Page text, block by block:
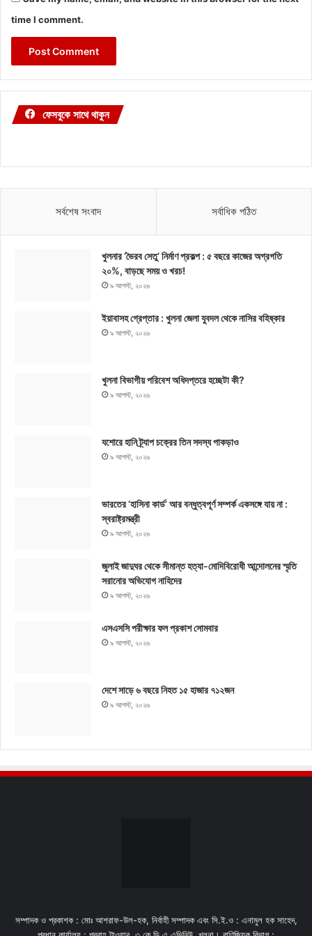
time I comment.
ফেসবুকে সাথে থাকুন
সর্বশেষ সংবাদ সর্বাধিক পঠিত
খুলনার ‘ভৈরব সেতু’ নির্মাণ প্রকল্প : ৫ বছরে কাজের অগ্রগতি
২০%, বাড়ছে সময় ও খরচ!
৯ আগস্ট, ২০২৬
ইয়াবাসহ গ্রেপ্তার : খুলনা জেলা যুবদল থেকে নাসির বহিষ্কার
৯ আগস্ট, ২০২৬
খুলনা বিভাগীয় পরিবেশ অধিদপ্তরে হচ্ছেটা কী?
৯ আগস্ট, ২০২৬
যশোরে হানি ট্র্যাপ চক্রের তিন সদস্য পাকড়াও
৯ আগস্ট, ২০২৬
ভারতের ‘হাসিনা কার্ড’ আর বন্ধুত্বপূর্ণ সম্পর্ক একসঙ্গে যায় না :
স্বরাষ্ট্রমন্ত্রী
৯ আগস্ট, ২০২৬
জুলাই জাদুঘর থেকে সীমান্ত হত্যা-মোদিবিরোধী আন্দোলনের স্মৃতি
সরানোর অভিযোগ নাহিদের
৯ আগস্ট, ২০২৬
এসএসসি পরীক্ষার ফল প্রকাশ সোমবার
৯ আগস্ট, ২০২৬
দেশে সাড়ে ৬ বছরে নিহত ১৫ হাজার ৭১২জন
৯ আগস্ট, ২০২৬
সম্পাদক ও প্রকাশক : মোঃ আশরাফ-উল-হক, নির্বাহী সম্পাদক এবং সি.ই.ও : এনামুল হক সাহেদ,